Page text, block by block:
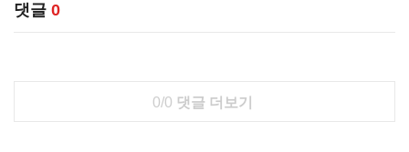
댓글 0
0/0 댓글 더보기